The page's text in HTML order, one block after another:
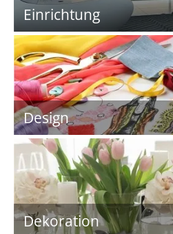
Einrichtung
Design
Dekoration